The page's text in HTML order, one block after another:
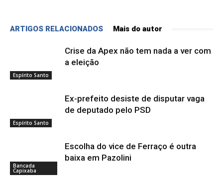
ARTIGOS RELACIONADOS Mais do autor
Espírito Santo
Crise da Apex não tem nada a ver com
a eleição
Espírito Santo
Ex-prefeito desiste de disputar vaga
de deputado pelo PSD
Bancada
Capixaba
Escolha do vice de Ferraço é outra
baixa em Pazolini